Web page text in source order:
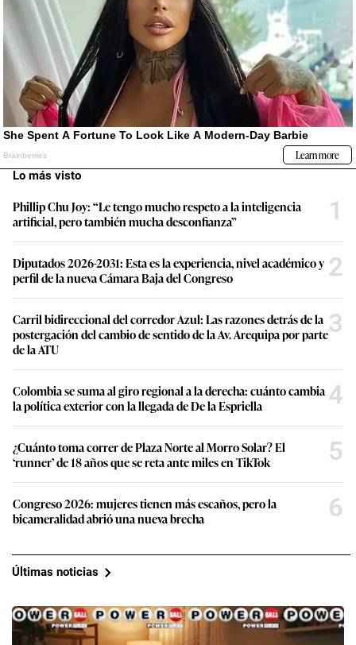
Lo más visto
Phillip Chu Joy: “Le tengo mucho respeto a la inteligencia
artificial, pero también mucha desconfianza”
1
Diputados 2026-2031: Esta es la experiencia, nivel académico y
perfil de la nueva Cámara Baja del Congreso
2
Carril bidireccional del corredor Azul: Las razones detrás de la
postergación del cambio de sentido de la Av. Arequipa por parte
de la ATU
3
Colombia se suma al giro regional a la derecha: cuánto cambia
la política exterior con la llegada de De la Espriella
4
¿Cuánto toma correr de Plaza Norte al Morro Solar? El
‘runner’ de 18 años que se reta ante miles en TikTok
5
Congreso 2026: mujeres tienen más escaños, pero la
bicameralidad abrió una nueva brecha
6
Últimas noticias